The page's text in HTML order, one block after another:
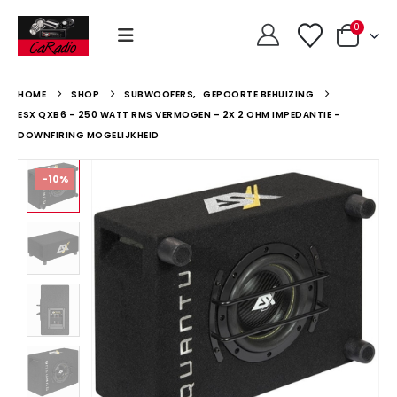
0
HOME SHOP SUBWOOFERS, GEPOORTE BEHUIZING
ESX QXB6 – 250 WATT RMS VERMOGEN – 2X 2 OHM IMPEDANTIE –
DOWNFIRING MOGELIJKHEID
-10%